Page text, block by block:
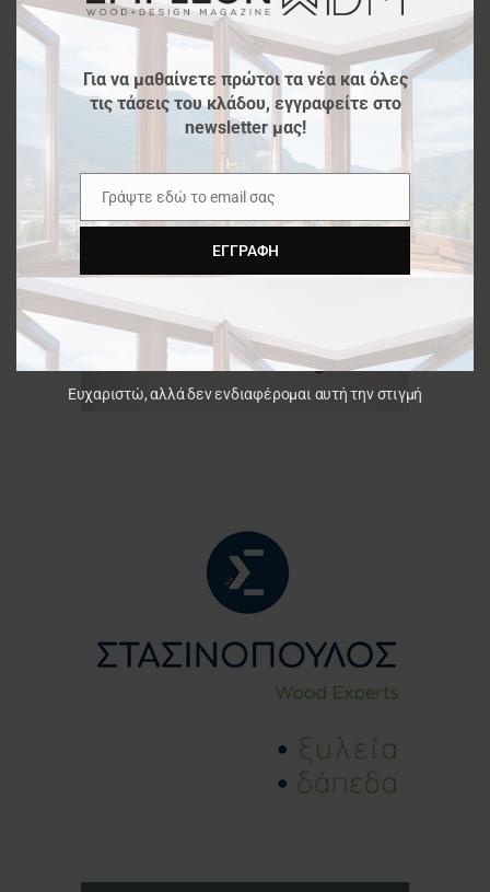
Για να μαθαίνετε πρώτοι τα νέα και όλες
τις τάσεις του κλάδου, εγγραφείτε στο
newsletter μας!
Email
Γράψτε εδώ το email σας
ΕΓΓΡΑΦΉ
Ευχαριστώ, αλλά δεν ενδιαφέρομαι αυτή την στιγμή